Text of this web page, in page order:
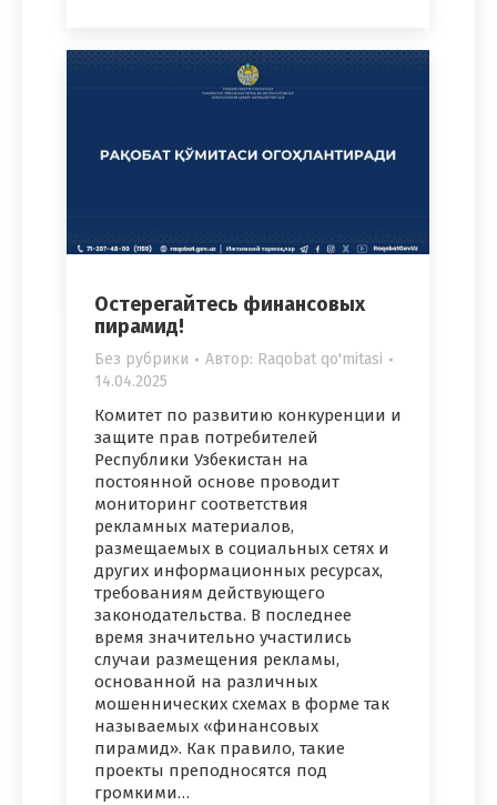
Остерегайтесь финансовых
пирамид!
Без рубрики Автор: Raqobat qo'mitasi
14.04.2025
Комитет по развитию конкуренции и
защите прав потребителей
Республики Узбекистан на
постоянной основе проводит
мониторинг соответствия
рекламных материалов,
размещаемых в социальных сетях и
других информационных ресурсах,
требованиям действующего
законодательства. В последнее
время значительно участились
случаи размещения рекламы,
основанной на различных
мошеннических схемах в форме так
называемых «финансовых
пирамид». Как правило, такие
проекты преподносятся под
громкими…